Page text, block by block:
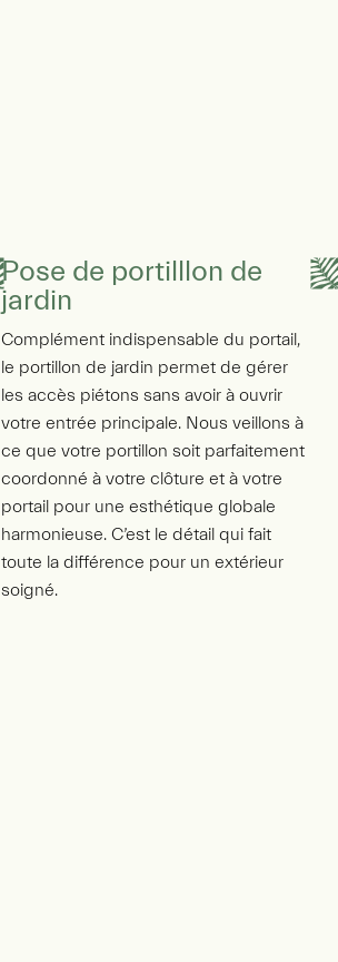
Pose de portilllon de
jardin
Complément indispensable du portail,
le portillon de jardin permet de gérer
les accès piétons sans avoir à ouvrir
votre entrée principale. Nous veillons à
ce que votre portillon soit parfaitement
coordonné à votre clôture et à votre
portail pour une esthétique globale
harmonieuse. C’est le détail qui fait
toute la différence pour un extérieur
soigné.